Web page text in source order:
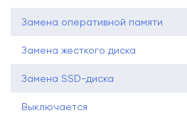
Замена оперативной памяти
Замена жесткого диска
Замена SSD-диска
Выключается